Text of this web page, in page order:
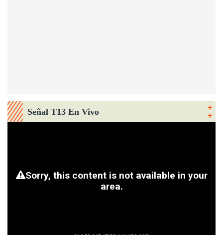
Señal T13 En Vivo